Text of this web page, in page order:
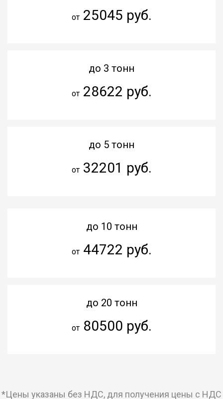
от25045 руб.
до 3 тонн
от28622 руб.
до 5 тонн
от32201 руб.
до 10 тонн
от44722 руб.
до 20 тонн
от80500 руб.
*Цены указаны без НДС, для получения цены с НДС